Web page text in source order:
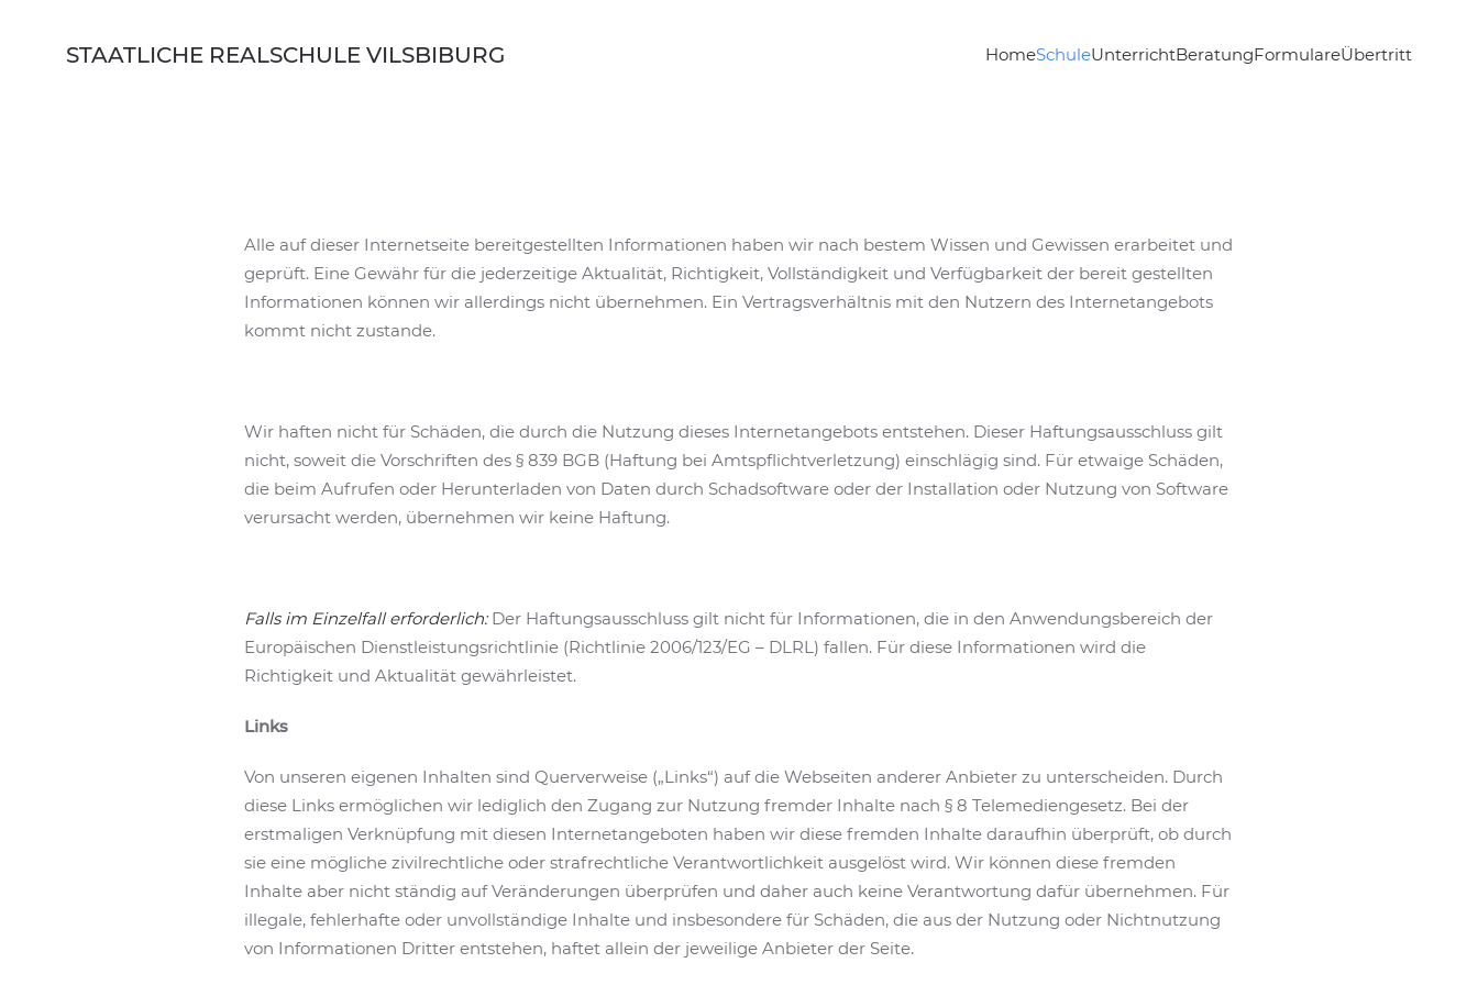
Skip to main content
STAATLICHE REALSCHULE VILSBIBURG HomeSchuleUnterrichtBeratungFormulareÜbertritt
Alle auf dieser Internetseite bereitgestellten Informationen haben wir nach bestem Wissen und Gewissen erarbeitet und
geprüft. Eine Gewähr für die jederzeitige Aktualität, Richtigkeit, Vollständigkeit und Verfügbarkeit der bereit gestellten
Informationen können wir allerdings nicht übernehmen. Ein Vertragsverhältnis mit den Nutzern des Internetangebots
kommt nicht zustande.
Wir haften nicht für Schäden, die durch die Nutzung dieses Internetangebots entstehen. Dieser Haftungsausschluss gilt
nicht, soweit die Vorschriften des § 839 BGB (Haftung bei Amtspflichtverletzung) einschlägig sind. Für etwaige Schäden,
die beim Aufrufen oder Herunterladen von Daten durch Schadsoftware oder der Installation oder Nutzung von Software
verursacht werden, übernehmen wir keine Haftung.
Falls im Einzelfall erforderlich:Der Haftungsausschluss gilt nicht für Informationen, die in den Anwendungsbereich der
Europäischen Dienstleistungsrichtlinie (Richtlinie 2006/123/EG – DLRL) fallen. Für diese Informationen wird die
Richtigkeit und Aktualität gewährleistet.
Links
Von unseren eigenen Inhalten sind Querverweise („Links“) auf die Webseiten anderer Anbieter zu unterscheiden. Durch
diese Links ermöglichen wir lediglich den Zugang zur Nutzung fremder Inhalte nach § 8 Telemediengesetz. Bei der
erstmaligen Verknüpfung mit diesen Internetangeboten haben wir diese fremden Inhalte daraufhin überprüft, ob durch
sie eine mögliche zivilrechtliche oder strafrechtliche Verantwortlichkeit ausgelöst wird. Wir können diese fremden
Inhalte aber nicht ständig auf Veränderungen überprüfen und daher auch keine Verantwortung dafür übernehmen. Für
illegale, fehlerhafte oder unvollständige Inhalte und insbesondere für Schäden, die aus der Nutzung oder Nichtnutzung
von Informationen Dritter entstehen, haftet allein der jeweilige Anbieter der Seite.